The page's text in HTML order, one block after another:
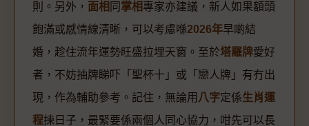
則。另外， 面相 同 掌相專家亦建議，新人如果額頭
飽滿或感情線清晰，可以考慮喺2026年早啲結
婚，趁住流年運勢旺盛拉埋天窗。至於塔羅牌愛好
者，不妨抽牌睇吓「聖杯十」或「戀人牌」有冇出
現，作為輔助參考。記住，無論用 八字定係生肖運
程揀日子，最緊要係兩個人同心協力，咁先可以長